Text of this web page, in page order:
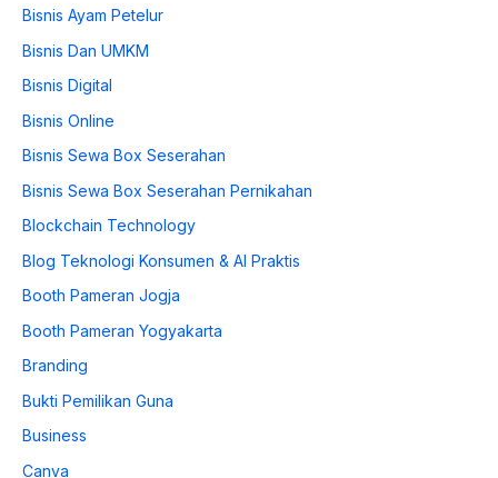
Bisnis Ayam Petelur
Bisnis Dan UMKM
Bisnis Digital
Bisnis Online
Bisnis Sewa Box Seserahan
Bisnis Sewa Box Seserahan Pernikahan
Blockchain Technology
Blog Teknologi Konsumen & AI Praktis
Booth Pameran Jogja
Booth Pameran Yogyakarta
Branding
Bukti Pemilikan Guna
Business
Canva